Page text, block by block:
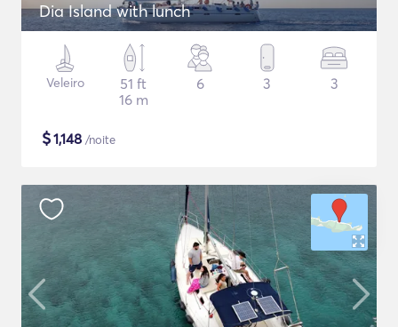
Dia Island with lunch
Veleiro
51 ft
16 m
6 3 3
$1,148 /noite